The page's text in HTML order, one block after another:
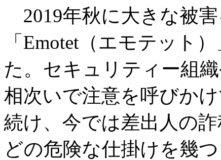
2019年秋に大きな被
「Emotet（エモテット
た。セキュリティー組
相次いで注意を呼びか
続け、今では差出人の
どの危険な仕掛けを幾